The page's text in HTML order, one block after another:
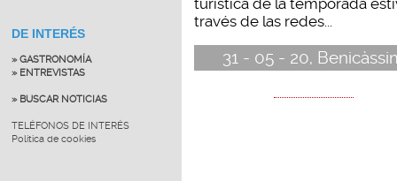
DE INTERÉS
» GASTRONOMÍA
» ENTREVISTAS
» BUSCAR NOTICIAS
TELÉFONOS DE INTERÉS
Política de cookies
través de las redes...
31 - 05 - 20,